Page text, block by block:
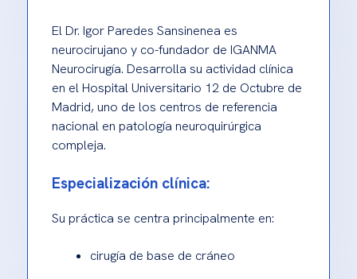
El Dr. Igor Paredes Sansinenea es
neurocirujano y co-fundador de IGANMA
Neurocirugía. Desarrolla su actividad clínica
en el Hospital Universitario 12 de Octubre de
Madrid, uno de los centros de referencia
nacional en patología neuroquirúrgica
compleja.
Especialización clínica:
Su práctica se centra principalmente en:
cirugía de base de cráneo